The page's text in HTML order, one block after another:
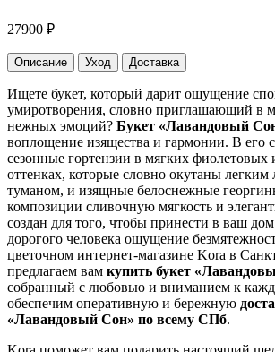
27900 ₽
Описание Уход Доставка
Ищете букет, который дарит ощущение
умиротворения, словно приглашающий в
нежных эмоций? Букет «Лавандовый
воплощение изящества и гармонии. В
сезонные гортензии в мягких фиолетовых
оттенках, которые словно окутаны
туманом, и изящные белоснежные
композиции сливочную мягкость и
создан для того, чтобы принести в ваш
дорогого человека ощущение
цветочном интернет-магазине Kora в
предлагаем вам купить букет
собранный с любовью и вниманием к
обеспечим оперативную и бережную
«Лавандовый Сон» по всему СПб.